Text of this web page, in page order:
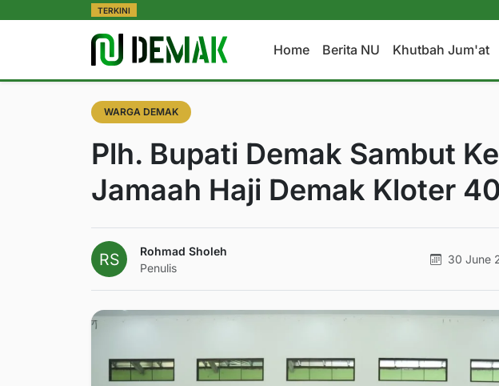
TERKINI
Home Berita NU Khutbah Jum'at
WARGA DEMAK
Plh. Bupati Demak Sambut
Jamaah Haji Demak Kloter 40
Rohmad Sholeh
Penulis
30 June